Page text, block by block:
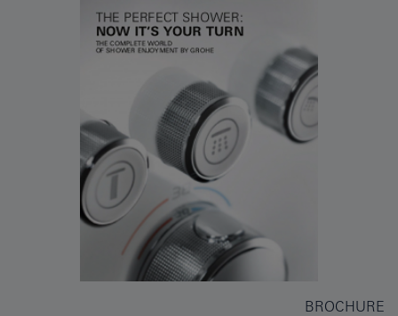
BROCHURE